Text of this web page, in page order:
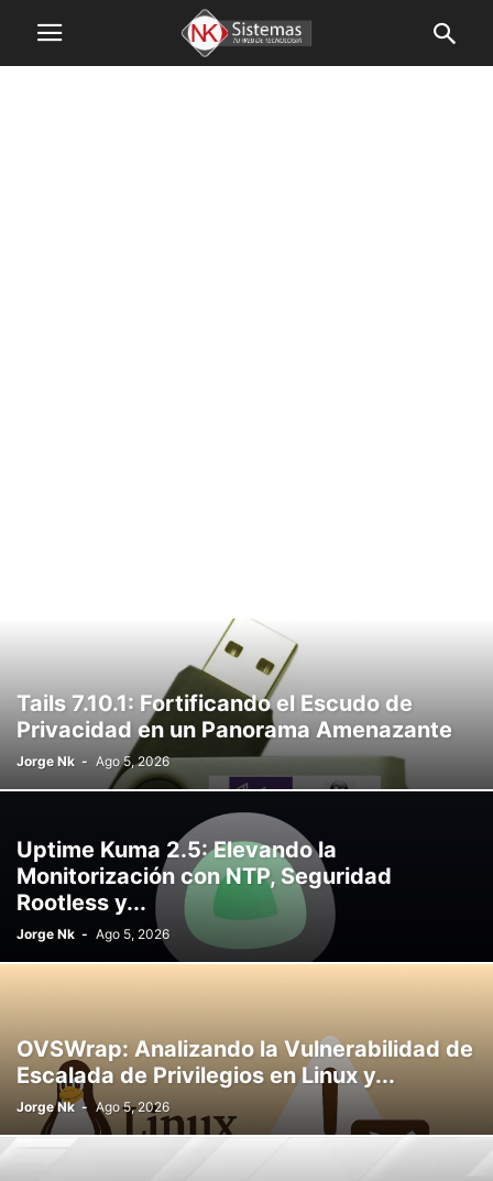
Tails 7.10.1: Fortificando el Escudo de
Privacidad en un Panorama Amenazante
Jorge Nk - Ago 5, 2026
Uptime Kuma 2.5: Elevando la
Monitorización con NTP, Seguridad
Rootless y...
Jorge Nk - Ago 5, 2026
OVSWrap: Analizando la Vulnerabilidad de
Escalada de Privilegios en Linux y...
Jorge Nk - Ago 5, 2026